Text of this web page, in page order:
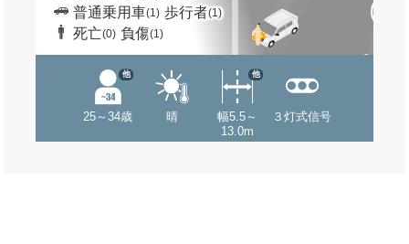
普通乗用車(1) 歩行者(1)
死亡(0) 負傷(1)
25～34歳
他
晴
幅5.5～
13.0m
他
３灯式信号